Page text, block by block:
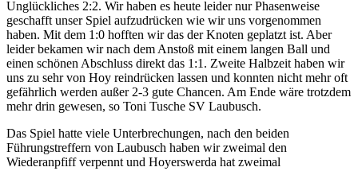
Unglückliches 2:2. Wir haben es heute leider nur Phasenweise
geschafft unser Spiel aufzudrücken wie wir uns vorgenommen
haben. Mit dem 1:0 hofften wir das der Knoten geplatzt ist. Aber
leider bekamen wir nach dem Anstoß mit einem langen Ball und
einen schönen Abschluss direkt das 1:1. Zweite Halbzeit haben wir
uns zu sehr von Hoy reindrücken lassen und konnten nicht mehr oft
gefährlich werden außer 2-3 gute Chancen. Am Ende wäre trotzdem
mehr drin gewesen, so Toni Tusche SV Laubusch.
Das Spiel hatte viele Unterbrechungen, nach den beiden
Führungstreffern von Laubusch haben wir zweimal den
Wiederanpfiff verpennt und Hoyerswerda hat zweimal